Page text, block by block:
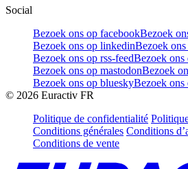
Social
Bezoek ons op facebookBezoek
Bezoek ons op linkedinBezoek
Bezoek ons op rss-feedBezoek ons
Bezoek ons op mastodonBezoek
Bezoek ons op blueskyBezoek ons
© 2026 Euractiv FR
Politique de confidentialité
Conditions générales Conditions
Conditions de vente